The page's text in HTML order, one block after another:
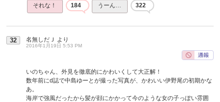
それな！ 184 うーん… 322
32 名無しだＪ より
2016年1月19日 5:53 PM
いのちゃん、外見を徹底的にかわいくして大正解！
数年前にd誌で中島ゆーとが撮った写真が、かわいい伊野尾の初期かな
あ。
海岸で強風だったから髪が顔にかかって今のような女の子っぽい雰囲